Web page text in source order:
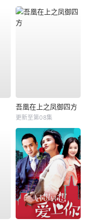
吾凰在上之凤御四方
更新至第08集